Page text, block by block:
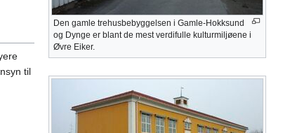
Den gamle trehusbebyggelsen i Gamle-Hokksund
og Dynge er blant de mest verdifulle kulturmiljøene i
Øvre Eiker.
til